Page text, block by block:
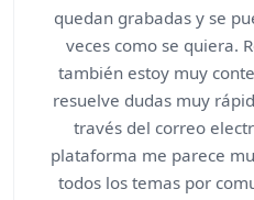
quedan grabadas y se
veces como se quiera.
también estoy muy
resuelve dudas muy
través del correo
plataforma me parece
todos los temas por